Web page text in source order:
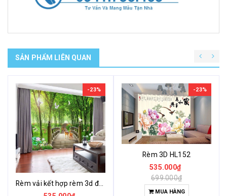
SẢN PHẨM LIÊN QUAN
-23%
Rèm vải kết hợp rèm 3d độc đáo khác lạ
-23%
Rèm 3D HL152
535.000₫
699.000₫
MUA HÀNG